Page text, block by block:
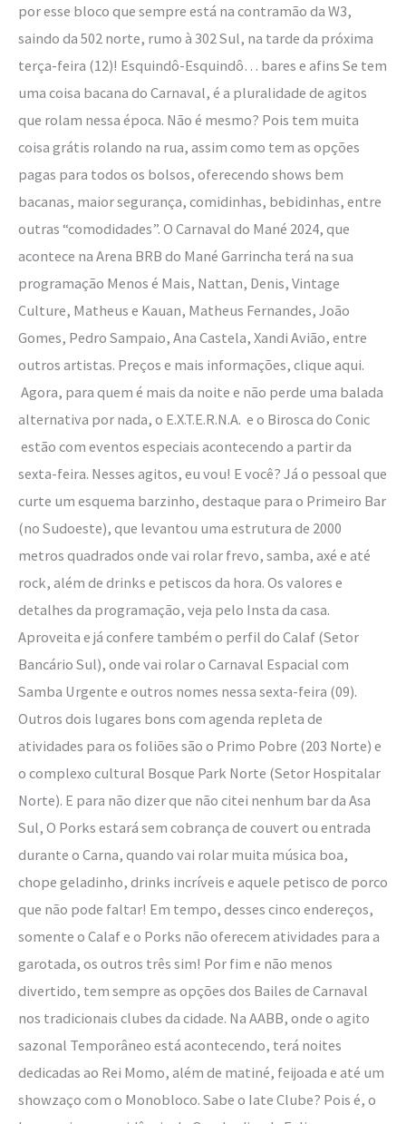
por esse bloco que sempre está na contramão da W3,
saindo da 502 norte, rumo à 302 Sul, na tarde da próxima
terça-feira (12)! Esquindô-Esquindô… bares e afins Se tem
uma coisa bacana do Carnaval, é a pluralidade de agitos
que rolam nessa época. Não é mesmo? Pois tem muita
coisa grátis rolando na rua, assim como tem as opções
pagas para todos os bolsos, oferecendo shows bem
bacanas, maior segurança, comidinhas, bebidinhas, entre
outras “comodidades”. O Carnaval do Mané 2024, que
acontece na Arena BRB do Mané Garrincha terá na sua
programação Menos é Mais, Nattan, Denis, Vintage
Culture, Matheus e Kauan, Matheus Fernandes, João
Gomes, Pedro Sampaio, Ana Castela, Xandi Avião, entre
outros artistas. Preços e mais informações, clique aqui.
Agora, para quem é mais da noite e não perde uma balada
alternativa por nada, o E.X.T.E.R.N.A. e o Birosca do Conic
estão com eventos especiais acontecendo a partir da
sexta-feira. Nesses agitos, eu vou! E você? Já o pessoal que
curte um esquema barzinho, destaque para o Primeiro Bar
(no Sudoeste), que levantou uma estrutura de 2000
metros quadrados onde vai rolar frevo, samba, axé e até
rock, além de drinks e petiscos da hora. Os valores e
detalhes da programação, veja pelo Insta da casa.
Aproveita e já confere também o perfil do Calaf (Setor
Bancário Sul), onde vai rolar o Carnaval Espacial com
Samba Urgente e outros nomes nessa sexta-feira (09).
Outros dois lugares bons com agenda repleta de
atividades para os foliões são o Primo Pobre (203 Norte) e
o complexo cultural Bosque Park Norte (Setor Hospitalar
Norte). E para não dizer que não citei nenhum bar da Asa
Sul, O Porks estará sem cobrança de couvert ou entrada
durante o Carna, quando vai rolar muita música boa,
chope geladinho, drinks incríveis e aquele petisco de porco
que não pode faltar! Em tempo, desses cinco endereços,
somente o Calaf e o Porks não oferecem atividades para a
garotada, os outros três sim! Por fim e não menos
divertido, tem sempre as opções dos Bailes de Carnaval
nos tradicionais clubes da cidade. Na AABB, onde o agito
sazonal Temporâneo está acontecendo, terá noites
dedicadas ao Rei Momo, além de matiné, feijoada e até um
showzaço com o Monobloco. Sabe o Iate Clube? Pois é, o